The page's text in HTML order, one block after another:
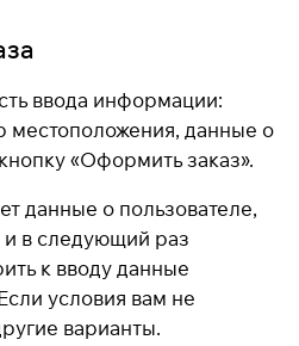
ввода информации:
местоположения, данные о
«Оформить заказ».
данные о пользователе,
в следующий раз
к вводу данные
условия вам не
варианты.